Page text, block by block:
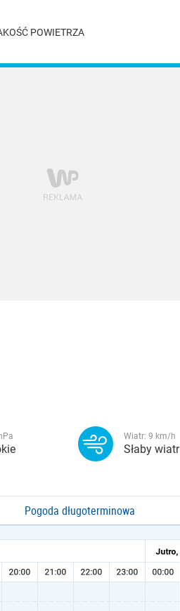
POWIETRZA
hPa Wiatr: 9 km/h
Słaby wiatr
Pogoda długoterminowa